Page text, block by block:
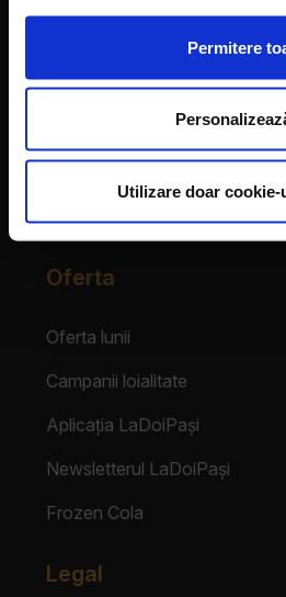
Permitere
Utilizare doar cookie-
Franciza LaDoiPași
Login Partener
Oferta
Oferta lunii
Campanii loialitate
Aplicația LaDoiPași
Newsletterul LaDoiPași
Frozen Cola
Legal